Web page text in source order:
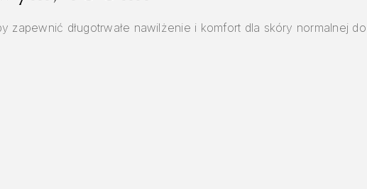
długotrwałe nawilżenie i komfort dla skóry normalnej do